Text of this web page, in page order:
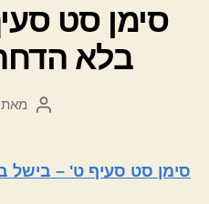
סימן סט
בלא
המחבר
מאת
סימן סט סעיף ט' – בישל